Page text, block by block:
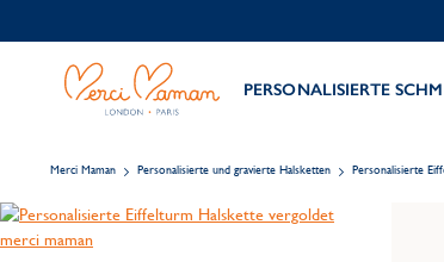
PERSONALISIERTE
Merci Maman Personalisierte und gravierte Halsketten Personalisierte